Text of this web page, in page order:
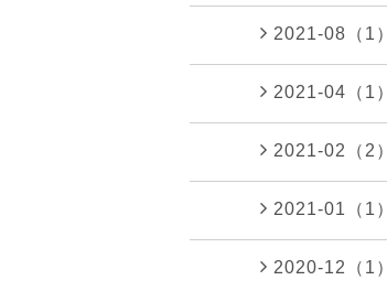
2021-08（1）
2021-04（1）
2021-02（2）
2021-01（1）
2020-12（1）